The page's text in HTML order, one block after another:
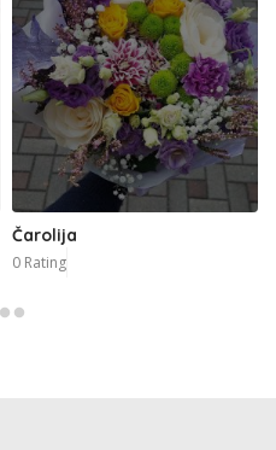
Čarolija
0 Rating